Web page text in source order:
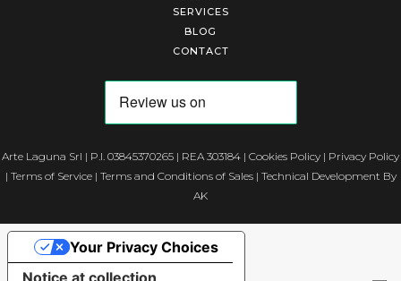
SERVICES
BLOG
CONTACT
Arte Laguna Srl | P.I. 03845370265 | REA 303184 | Cookies Policy | Privacy Policy
| Terms of Service| Terms and Conditions of Sales| Technical Development By
AK
Your Privacy Choices